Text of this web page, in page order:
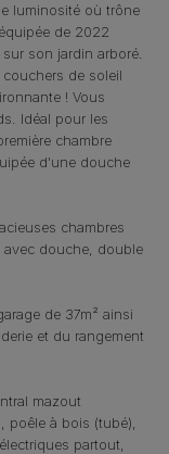
luminosité où trône
de 2022
son jardin arboré.
de soleil
! Vous
Idéal pour les
chambre
d'une douche
chambres
avec douche, double
de 37m² ainsi
et du rangement
mazout
poêle à bois (tubé),
partout,